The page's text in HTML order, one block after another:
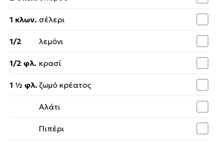
1 κλων. σέλερι
1/2 λεμόνι
1/2 φλ. κρασί
1 ½ φλ. ζωμό κρέατος
Αλάτι
Πιπέρι